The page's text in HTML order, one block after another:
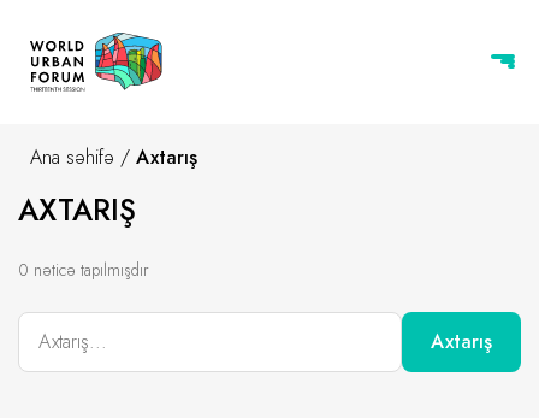
Ana səhifə / Axtarış
AXTARIŞ
0 nəticə tapılmışdır
Axtarış